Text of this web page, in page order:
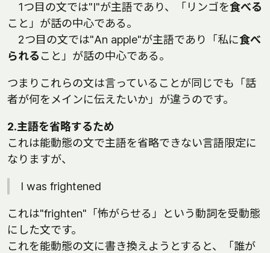
1つ目の文では"I"が主語であり、「リンゴを食べる
こと」が話の中心である。
2つ目の文では"An apple"が主語であり「私に食べ
られる こと」が話の中心である。
つまりこれらの文は言っていることが同じでも「話
者が何をメインに伝えたいか」が違うのです。
2.主語を省略するため
これは能動態の文で主語を省略できない言語限定に
なりますが、
I was frightened
これは"frighten"「怖がらせる」という動詞を受動態
にした文です。
これを能動態の文に書き換えようとすると、「誰が